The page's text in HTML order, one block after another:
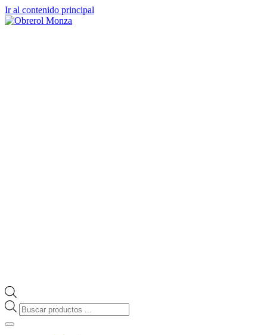
Ir al contenido principal
Búsqueda
de